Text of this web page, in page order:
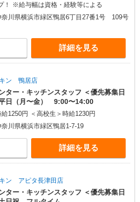
！ ※給与幅は資格・経験等による
奈川県横浜市緑区鴨居6丁目27番1号 109号
詳細を見る
キン 鴨居店
ター・キッチンスタッフ ＜優先募集日
日（月〜金） 9:00〜14:00
給1250円 ＜高校生＞時給1230円
奈川県横浜市緑区鴨居1-7-19
詳細を見る
ン アピタ長津田店
ター・キッチンスタッフ ＜優先募集日